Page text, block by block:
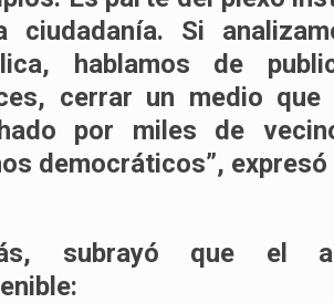
ciudadanía. Si
hablamos de
cerrar un medio
por miles de
democráticos”, expresó
subrayó que el